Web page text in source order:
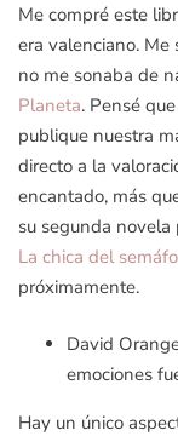
Me compré este
era valenciano.
no me sonaba de
Planeta. Pensé
publique nuestra
directo a la
encantado, más
su segunda
La chica del
próximamente.
David
emociones
Hay un único